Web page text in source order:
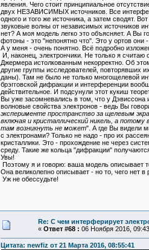
явления. Чего стоит принципиальное
двух НЕЗАВИСИМЫХ источников. Все
одного и того же источника, а затем сводят.
звуковые волны от независимых источников
нет? А моя модель легко это объясняет. А Вы
фотоны - это "непонятно что". Это у ортов они -
А у меня - очень понятно. Всё подробно
И, наконец, электрончики. Не только я считаю
Джермера истолкованным некорректно. Об
другие группы исследователей, повторявших
даны). Там не было не только многощелевой
брэгговской дифракции и интерференции
действительное. И подсунули этот кукиш
Вы уже засомневались в том, что у
волновые свойства электронов - ведь Вы
эксперименте пространство за щелевым
включая и кристаллический никель, а потому
там возникнуть не может". А где Вы видели
с электронами? Только не надо - про их
кристаллики. Это - прохождение не через
среду. Такие же кольца "дифракции"
Увы!
Поэтому я и говорю: ваша модель описывает
Она великолепно описывает - но то, чего нет в
Уж не обессудьте!
Re: С чем интерферирует
« Ответ #68 : 06 Ноября 2016,
Цитата: newfiz от 21 Марта 2016, 08:55:41